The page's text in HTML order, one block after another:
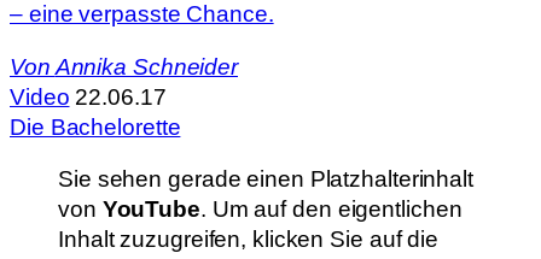
– eine verpasste Chance.
Von Annika Schneider
Video 22.06.17
Die Bachelorette
Sie sehen gerade einen Platzhalterinhalt
von YouTube. Um auf den eigentlichen
Inhalt zuzugreifen, klicken Sie auf die